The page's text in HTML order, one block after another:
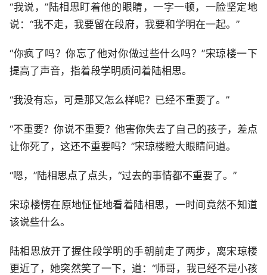
“我说，”陆相思盯着他的眼睛，一字一顿，一脸坚定地
说：“我不走，我要留在段府，我要和学明在一起。”
“你疯了吗？你忘了他对你做过些什么吗？”宋琼楼一下
提高了声音，指着段学明质问着陆相思。
“我没有忘，可是那又怎么样呢？已经不重要了。”
“不重要？你说不重要？他害你失去了自己的孩子，差点
让你死了，这还不重要吗？”宋琼楼瞪大眼睛问道。
“嗯，”陆相思点了点头，“过去的事情都不重要了。”
宋琼楼愣在原地怔怔地看着陆相思，一时间竟然不知道
该说些什么。
陆相思放开了握住段学明的手朝前走了两步，离宋琼楼
更近了，她突然笑了一下，道：“师哥，我已经不是小孩